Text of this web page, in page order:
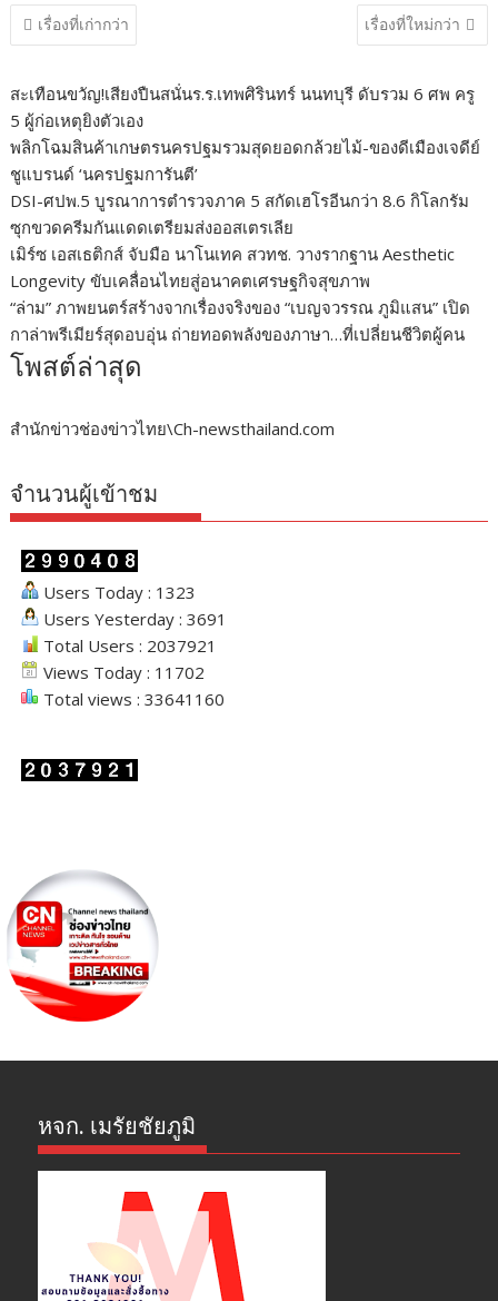
แนะแนว
เรื่อง
เรื่องที่เก่ากว่า เรื่องที่ใหม่กว่า
สะเทือนขวัญ!เสียงปืนสนั่นร.ร.เทพศิรินทร์ นนทบุรี ดับรวม 6 ศพ ครู
5 ผู้ก่อเหตุยิงตัวเอง
พลิกโฉมสินค้าเกษตรนครปฐมรวมสุดยอดกล้วยไม้-ของดีเมืองเจดีย์
ชูแบรนด์ ‘นครปฐมการันตี’
DSI-ศปพ.5 บูรณาการตำรวจภาค 5 สกัดเฮโรอีนกว่า 8.6 กิโลกรัม
ซุกขวดครีมกันแดดเตรียมส่งออสเตรเลีย
เมิร์ซ เอสเธติกส์ จับมือ นาโนเทค สวทช. วางรากฐาน Aesthetic
Longevity ขับเคลื่อนไทยสู่อนาคตเศรษฐกิจสุขภาพ
“ล่าม” ภาพยนตร์สร้างจากเรื่องจริงของ “เบญจวรรณ ภูมิแสน” เปิด
กาล่าพรีเมียร์สุดอบอุ่น ถ่ายทอดพลังของภาษา…ที่เปลี่ยนชีวิตผู้คน
โพสต์ล่าสุด
สำนักข่าวช่องข่าวไทย\Ch-newsthailand.com
จำนวนผู้เข้าชม
Users Today : 1323
Users Yesterday : 3691
Total Users : 2037921
Views Today : 11702
Total views : 33641160
หจก. เมรัยชัยภูมิ